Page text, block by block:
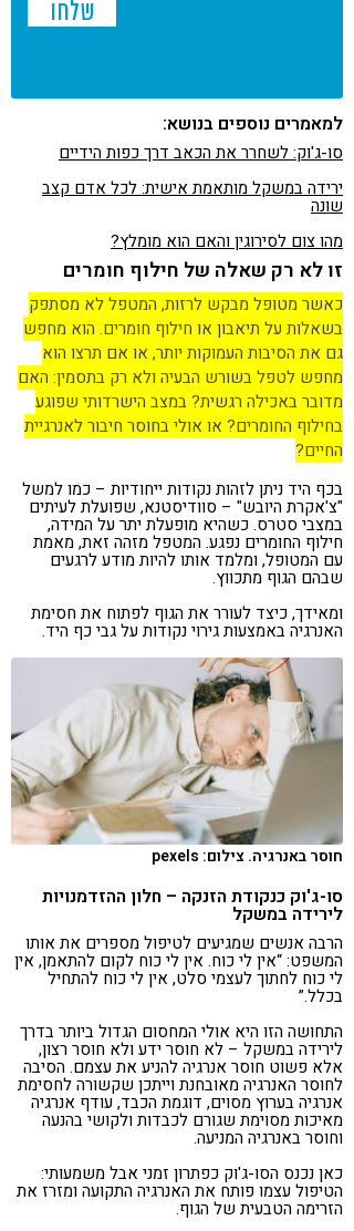
למאמרים נוספים בנושא:
סו-ג'וק: לשחרר את הכאב דרך כפות הידיים
ירידה במשקל מותאמת אישית: לכל אדם קצב
שונה
מהו צום לסירוגין והאם הוא מומלץ?
זו לא רק שאלה של חילוף חומרים
כאשר מטופל מבקש לרזות, המטפל לא מסתפק
בשאלות על תיאבון או חילוף חומרים. הוא מחפש
גם את הסיבות העמוקות יותר, או אם תרצו הוא
מחפש לטפל בשורש הבעיה ולא רק בתסמין: האם
מדובר באכילה רגשית? במצב הישרדותי שפוגע
בחילוף החומרים? או אולי בחוסר חיבור לאנרגיית
החיים?
בכף היד ניתן לזהות נקודות ייחודיות – כמו למשל
"צ'אקרת היובש" – סוודיסטנא, שפועלת לעיתים
במצבי סטרס. כשהיא מופעלת יתר על המידה,
חילוף החומרים נפגע. המטפל מזהה זאת, מאמת
עם המטופל, ומלמד אותו להיות מודע לרגעים
שבהם הגוף מתכווץ.
ומאידך, כיצד לעורר את הגוף לפתוח את חסימת
האנרגיה באמצעות גירוי נקודות על גבי כף היד.
חוסר באנרגיה. צילום: pexels
סו-ג'וק כנקודת הזנקה – חלון ההזדמנויות
לירידה במשקל
הרבה אנשים שמגיעים לטיפול מספרים את אותו
המשפט: “אין לי כוח. אין לי כוח לקום להתאמן, אין
לי כוח לחתוך לעצמי סלט, אין לי כוח להתחיל
בכלל.”
התחושה הזו היא אולי המחסום הגדול ביותר בדרך
לירידה במשקל – לא חוסר ידע ולא חוסר רצון,
אלא פשוט חוסר אנרגיה להניע את עצמם. הסיבה
לחוסר האנרגיה מאובחנת וייתכן שקשורה לחסימת
אנרגיה בערוץ מסוים, דוגמת הכבד, עודף אנרגיה
מאיכות מסוימת שגורם לכבדות ולקושי בהנעה
וחוסר באנרגיה המניעה.
כאן נכנס הסו-ג'וק כפתרון זמני אבל משמעותי:
הטיפול עצמו פותח את האנרגיה התקועה ומזרז את
הזרימה הטבעית של הגוף.